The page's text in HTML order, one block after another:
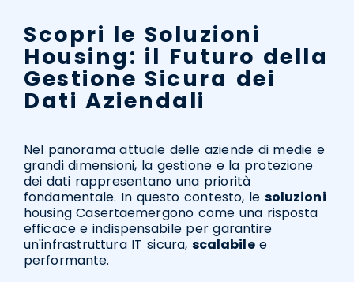
Scopri le Soluzioni
Housing: il Futuro della
Gestione Sicura dei
Dati Aziendali
Nel panorama attuale delle aziende di medie e
grandi dimensioni, la gestione e la protezione
dei dati rappresentano una priorità
fondamentale. In questo contesto, le soluzioni
housing Casertaemergono come una risposta
efficace e indispensabile per garantire
un'infrastruttura IT sicura, scalabilee
performante.